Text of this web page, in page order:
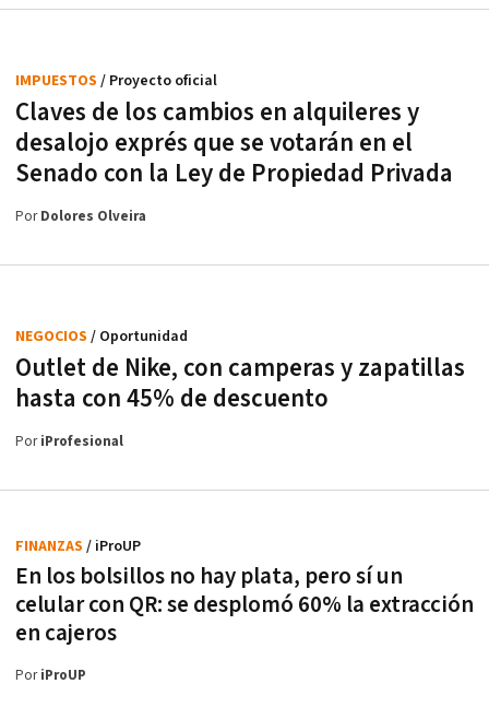
Claves de los cambios en alquileres y
desalojo exprés que se votarán en el
Senado con la Ley de Propiedad Privada
IMPUESTOS / Proyecto oficial
PorDolores Olveira
Outlet de Nike, con camperas y zapatillas
hasta con 45% de descuento
NEGOCIOS / Oportunidad
PoriProfesional
En los bolsillos no hay plata, pero sí un
celular con QR: se desplomó 60% la extracción
en cajeros
FINANZAS / iProUP
PoriProUP